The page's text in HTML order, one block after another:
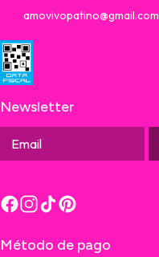
amovivopatino@gmail.com
Newsletter
Método de pago